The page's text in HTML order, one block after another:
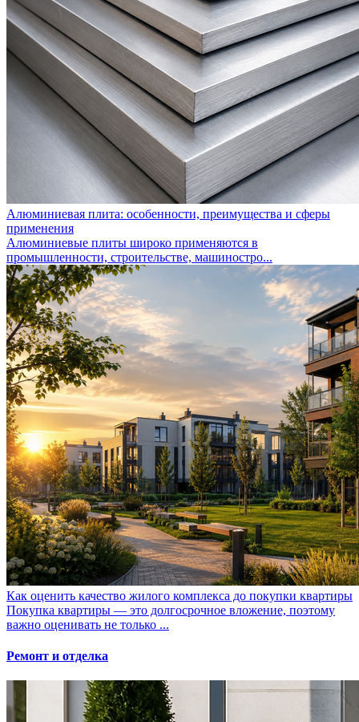
Алюминиевая плита: особенности, преимущества и сферы
применения
Алюминиевые плиты широко применяются в
промышленности, строительстве, машиностро...
Как оценить качество жилого комплекса до покупки квартиры
Покупка квартиры — это долгосрочное вложение, поэтому
важно оценивать не только ...
Ремонт и отделка